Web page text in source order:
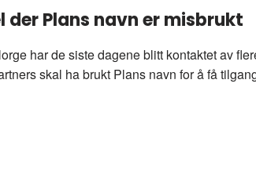
der Plans navn er misbrukt
har de siste dagene blitt kontaktet av
skal ha brukt Plans navn for å få